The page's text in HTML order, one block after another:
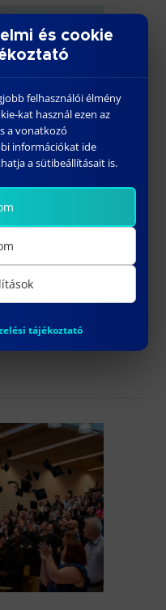
és cookie
felhasználói élmény
kat használ ezen az
a vonatkozó
információkat ide
a sütibeállításait is.
tájékoztató